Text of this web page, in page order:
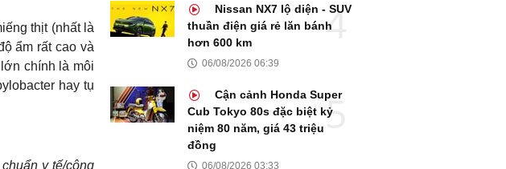
thịt (nhất là
ẩm rất cao và
chính là môi
hay tụ
y tế/công
Nissan NX7 lộ diện - SUV
thuần điện giá rẻ lăn bánh
hơn 600 km
06/08/2026 06:39
Cận cảnh Honda Super
Cub Tokyo 80s đặc biệt kỷ
niệm 80 năm, giá 43 triệu
đồng
06/08/2026 03:33